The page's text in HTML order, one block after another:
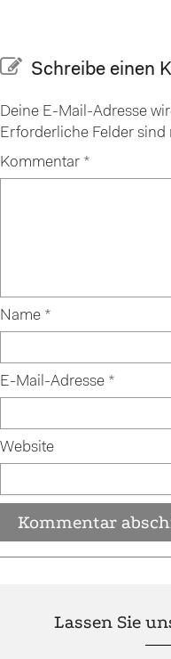
Schreibe einen
Deine E-Mail-Adresse
Erforderliche Felder sind
Kommentar *
Name *
E-Mail-Adresse *
Website
Lassen Sie